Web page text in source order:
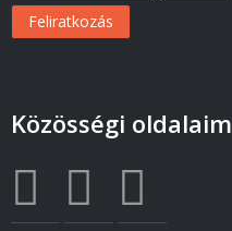
Közösségi oldalaim